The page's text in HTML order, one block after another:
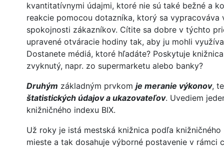
kvantitatívnymi údajmi, ktoré nie sú také bežné a
reakcie pomocou dotazníka, ktorý sa vypracováva
spokojnosti zákazníkov. Cítite sa dobre v týchto
upravené otváracie hodiny tak, aby ju mohli
Dostanete médiá, ktoré hľadáte? Poskytuje
zvyknutý, napr. zo supermarketu alebo banky?
Druhým základným prvkom je meranie výkonov,
štatistických údajov a ukazovateľov. Uvediem
knižničného indexu BIX.
Už roky je istá mestská knižnica podľa knižničného
mieste a tak dosahuje výborné postavenie v rámci